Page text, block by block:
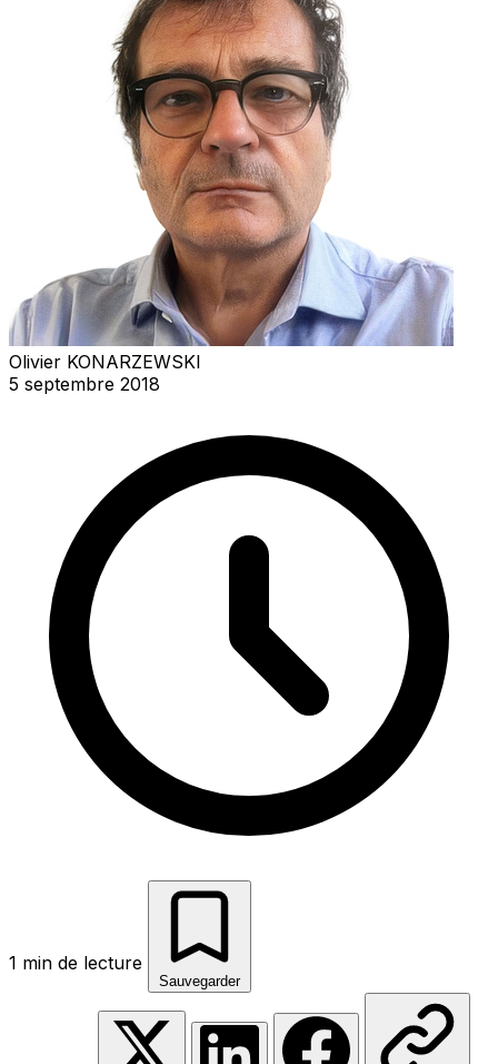
Olivier KONARZEWSKI
5 septembre 2018
1 min de lecture
Sauvegarder